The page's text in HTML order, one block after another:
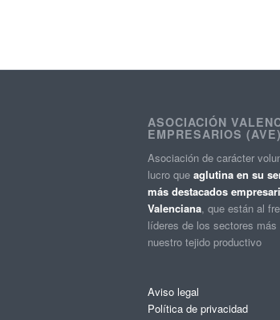
ASOCIACIÓN
EMPRESARIOS (AVE)
Asociación de carácter
lucro que aglutina en su
más destacados
Valenciana, que están al
líderes de los sectores
nuestro tejido productivo
Aviso legal
Política de privacidad